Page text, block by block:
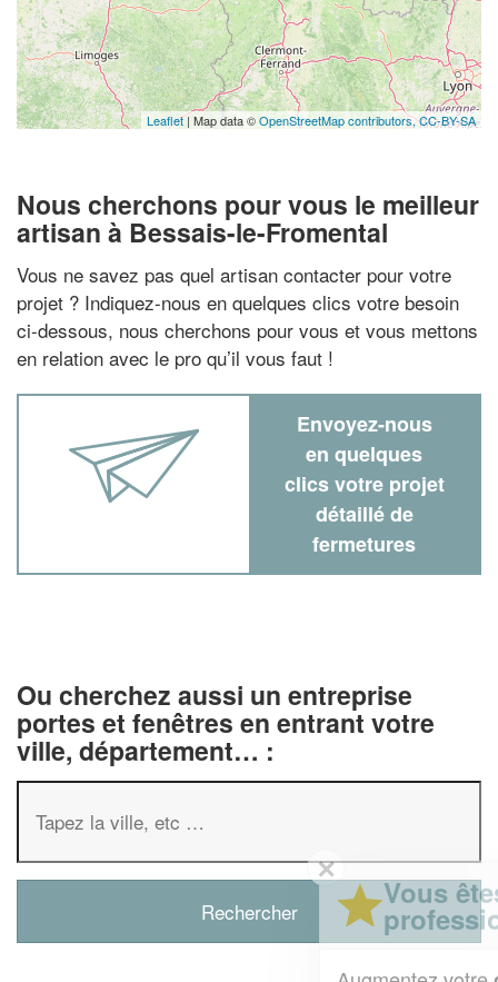
Leaflet| Map data ©OpenStreetMap contributors,CC-BY-SA
Nous cherchons pour vous le meilleur
artisan à Bessais-le-Fromental
Vous ne savez pas quel artisan contacter pour votre
projet ? Indiquez-nous en quelques clics votre besoin
ci-dessous, nous cherchons pour vous et vous mettons
en relation avec le pro qu’il vous faut !
Envoyez-nous
en quelques
clics votre projet
détaillé de
fermetures
Ou cherchez aussi un entreprise
portes et fenêtres en entrant votre
ville, département… :
✕
Vous êtes un
professionnel ?